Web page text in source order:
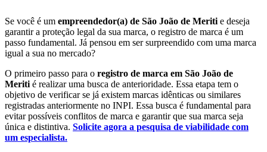
Se você é um empreendedor(a) de São João de Meriti e deseja
garantir a proteção legal da sua marca, o registro de marca é um
passo fundamental. Já pensou em ser surpreendido com uma marca
igual a sua no mercado?
O primeiro passo para o registro de marca em São João de
Meriti é realizar uma busca de anterioridade. Essa etapa tem o
objetivo de verificar se já existem marcas idênticas ou similares
registradas anteriormente no INPI. Essa busca é fundamental para
evitar possíveis conflitos de marca e garantir que sua marca seja
única e distintiva. Solicite agora a pesquisa de viabilidade com
um especialista.